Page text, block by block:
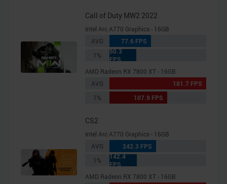
Call of Duty MW2 2022
Intel Arc A770 Graphics - 16GB
AVG
77.6 FPS
1%
50.3
FPS
AMD Radeon RX 7800 XT - 16GB
AVG
181.7 FPS
1%
107.9 FPS
CS2
Intel Arc A770 Graphics - 16GB
AVG
242.3 FPS
1%
142.4
FPS
AMD Radeon RX 7800 XT - 16GB